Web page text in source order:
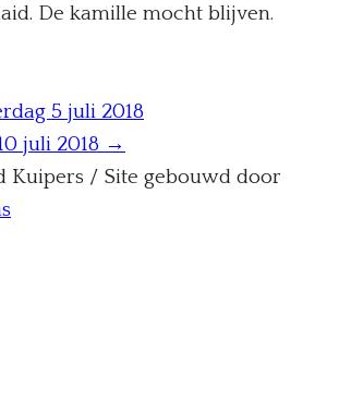
De kamille mocht blijven.
5 juli 2018
juli 2018 →
Kuipers / Site gebouwd door